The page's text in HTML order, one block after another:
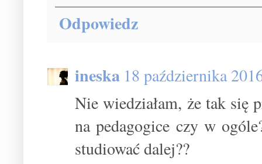
Odpowiedz
ineska 18 października
Nie wiedziałam, że tak się
na pedagogice czy w
studiować dalej??